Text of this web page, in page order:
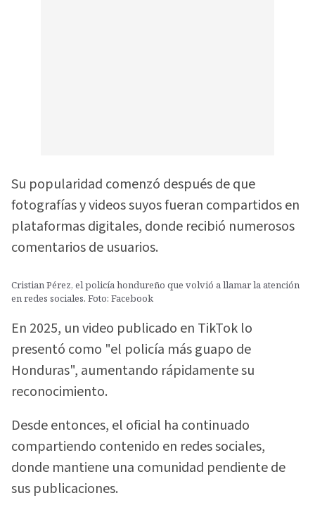
Su popularidad comenzó después de que
fotografías y videos suyos fueran compartidos en
plataformas digitales, donde recibió numerosos
comentarios de usuarios.
Cristian Pérez, el policía hondureño que volvió a llamar la atención
en redes sociales. Foto: Facebook
En 2025, un video publicado en TikTok lo
presentó como "el policía más guapo de
Honduras", aumentando rápidamente su
reconocimiento.
Desde entonces, el oficial ha continuado
compartiendo contenido en redes sociales,
donde mantiene una comunidad pendiente de
sus publicaciones.